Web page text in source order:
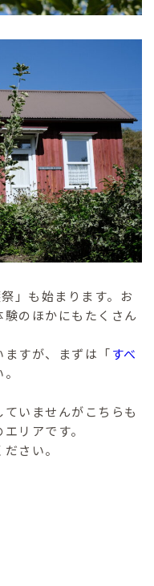
」も始まります。お
のほかにもたくさん
すが、まずは「すべ
いませんがこちらも
リアです。
さい。